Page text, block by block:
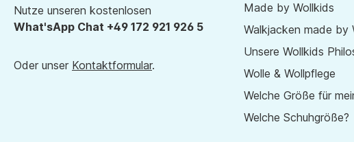
Nutze unseren kostenlosen
What'sApp Chat +49 172 921 926 5
Oder unser Kontaktformular.
Made by Wollkids
Walkjacken made by
Unsere Wollkids
Wolle & Wollpflege
Welche Größe für
Welche Schuhgröße?